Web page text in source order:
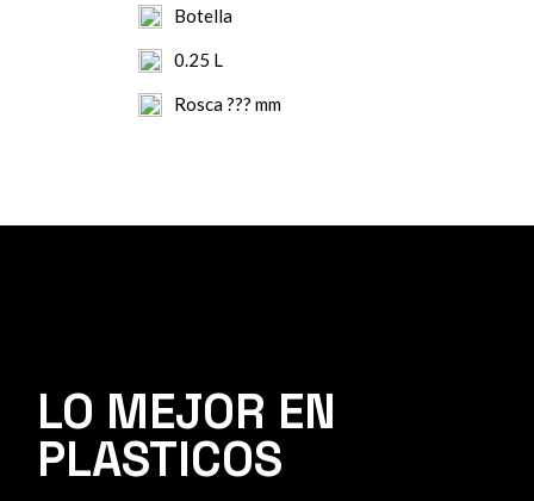
Botella
0.25 L
Rosca ??? mm
LO MEJOR EN
PLASTICOS